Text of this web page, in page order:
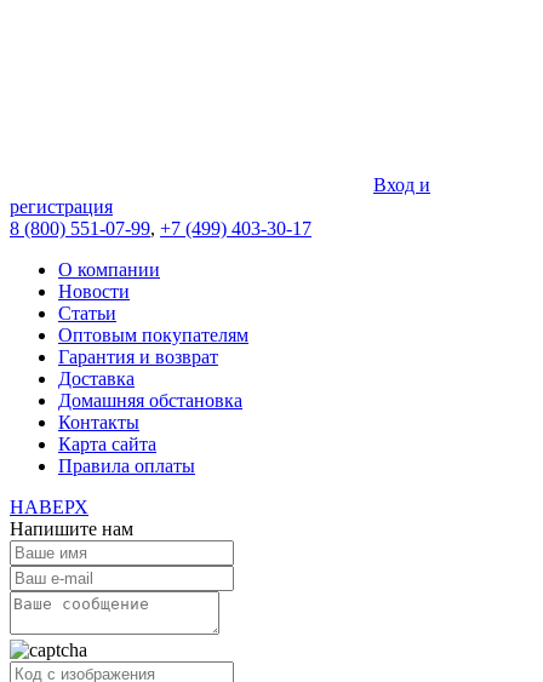
Вход и
регистрация
8 (800) 551-07-99, +7 (499) 403-30-17
О компании
Новости
Статьи
Оптовым покупателям
Гарантия и возврат
Доставка
Домашняя обстановка
Контакты
Карта сайта
Правила оплаты
НАВЕРХ
Напишите нам